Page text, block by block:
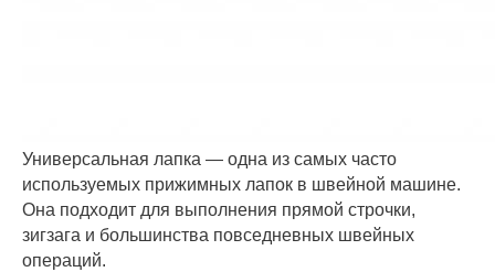
Универсальная лапка — одна из самых часто
используемых прижимных лапок в швейной машине.
Она подходит для выполнения прямой строчки,
зигзага и большинства повседневных швейных
операций.